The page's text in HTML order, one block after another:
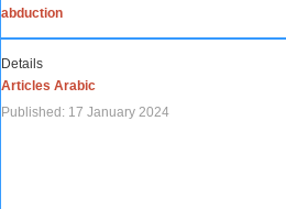
abduction
Details
Articles Arabic
Published: 17 January 2024